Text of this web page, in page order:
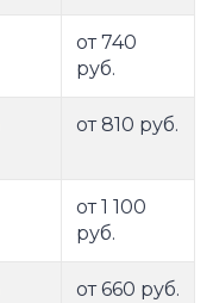
от 740
руб.
от 810 руб.
от 1 100
руб.
от 660 руб.